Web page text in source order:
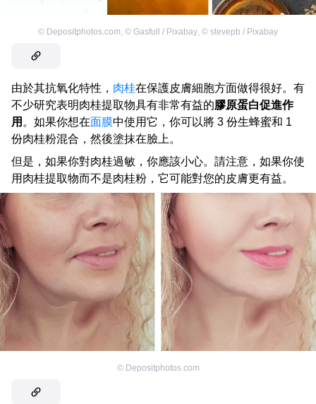
© Depositphotos.com © Gasfull / Pixabay © stevepb / Pixabay
由於其抗氧化特性， 肉桂在保護皮膚細胞方面做得很好。有
不少研究表明肉桂提取物具有非常有益的膠原蛋白促進作
用 。如果你想在面膜中使用它，你可以將 3 份生蜂蜜和 1
份肉桂粉混合，然後塗抹在臉上。
但是，如果你對肉桂過敏，你應該小心。請注意，如果你使
用肉桂提取物而不是肉桂粉，它可能對您的皮膚更有益。
© Depositphotos.com